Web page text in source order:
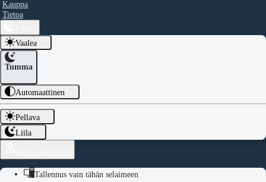
Kauppa
Tietoa
Vaalea
Tumma
Automaattinen
Pellava
Liila
Tallennus vain tähän selaimeen